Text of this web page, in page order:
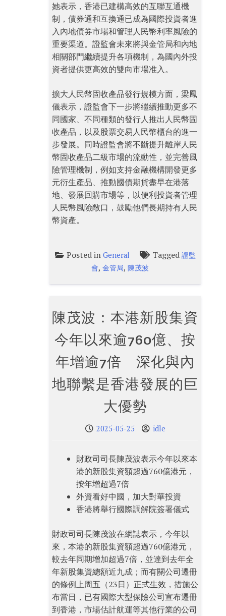
她表示，香港已建構高效的互聯互通機
制，債券通和互換通已成為國際投資者進
入內地債券市場和管理人民幣利率風險的
重要渠道。證監會未來將與金管局和內地
相關部門繼續提升各項機制，為國內外投
資者提供更高效的雙向市場准入。
擴大人民幣固收產品發行規模方面，梁鳳
儀表示，證監會下一步將繼續推動更多不
同國家、不同種類的發行人推出人民幣固
收產品，以及股票交易人民幣櫃台的進一
步發展。同時證監會將不斷提升離岸人民
幣固收產品二級市場的流動性，並完善風
險管理機制，例如支持金融機構開發更多
元衍生產品、推動國債期貨盡早在港落
地、發展回購市場等，以便利投資者管理
人民幣風險敞口，鼓勵他們長期持有人民
幣資產。
Posted in General Tagged 證監
會,金管局,陳茂波
陳茂波：本港新股集資
今年以來逾760億、按
年增逾7倍 深化與內
地聯繫是香港發展的巨
大優勢
2025-05-25 idle
財政司司長陳茂波表示今年以來本
港的新股集資額超過760億港元，
按年增超過7倍
外資看好中國，加大對華投資
香港將舉行國際調解院簽署儀式
財政司司長陳茂波在網誌表示，今年以
來，本港的新股集資額超過760億港元，
較去年同期增加超過7倍，並達到去年全
年新股集資總額近九成；而有關公司遷冊
的條例上周五（23日）正式生效，措施公
布當日，已有國際大型保險公司宣布遷冊
到香港，市場估計航運等其他行業的公司